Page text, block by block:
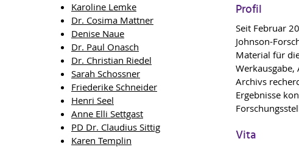
Karoline Lemke
Dr. Cosima Mattner
Denise Naue
Dr. Paul Onasch
Dr. Christian Riedel
Sarah Schossner
Friederike Schneider
Henri Seel
Anne Elli Settgast
PD Dr. Claudius Sittig
Karen Templin
Profil
Seit Februar
Johnson-
Material für
Werkausgabe,
Archivs
Ergebnisse
Vita